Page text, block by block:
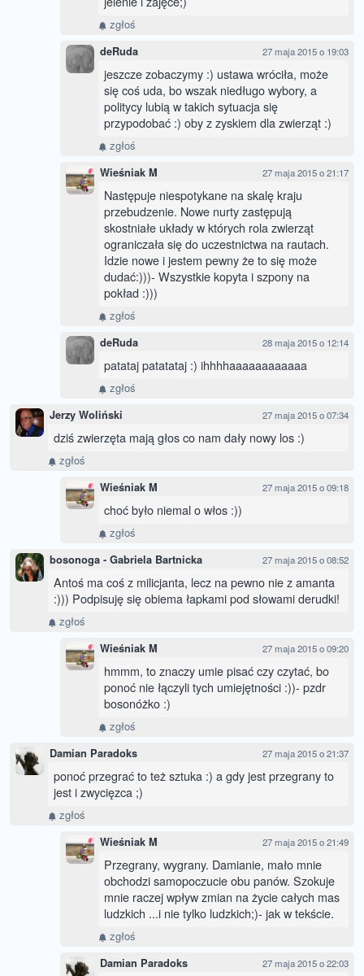
zgłoś
deRuda 27 maja 2015 o 19:03
jeszcze zobaczymy :) ustawa wróciła, może
się coś uda, bo wszak niedługo wybory, a
politycy lubią w takich sytuacja się
przypodobać :) oby z zyskiem dla zwierząt :)
zgłoś
Wieśniak M 27 maja 2015 o 21:17
Następuje niespotykane na skalę kraju
przebudzenie. Nowe nurty zastępują
skostniałe układy w których rola zwierząt
ograniczała się do uczestnictwa na rautach.
Idzie nowe i jestem pewny że to się może
dudać:)))- Wszystkie kopyta i szpony na
pokład :)))
zgłoś
deRuda 28 maja 2015 o 12:14
patataj patatataj :) ihhhhaaaaaaaaaaaa
zgłoś
Jerzy Woliński 27 maja 2015 o 07:34
dziś zwierzęta mają głos co nam dały nowy los :)
zgłoś
Wieśniak M 27 maja 2015 o 09:18
choć było niemal o włos :))
zgłoś
bosonoga - Gabriela Bartnicka 27 maja 2015 o 08:52
Antoś ma coś z milicjanta, lecz na pewno nie z amanta
:))) Podpisuję się obiema łapkami pod słowami derudki!
zgłoś
Wieśniak M 27 maja 2015 o 09:20
hmmm, to znaczy umie pisać czy czytać, bo
ponoć nie łączyli tych umiejętności :))- pzdr
bosonóżko :)
zgłoś
Damian Paradoks 27 maja 2015 o 21:37
ponoć przegrać to też sztuka :) a gdy jest przegrany to
jest i zwycięzca ;)
zgłoś
Wieśniak M 27 maja 2015 o 21:49
Przegrany, wygrany. Damianie, mało mnie
obchodzi samopoczucie obu panów. Szokuje
mnie raczej wpływ zmian na życie całych mas
ludzkich ...i nie tylko ludzkich;)- jak w tekście.
zgłoś
Damian Paradoks 27 maja 2015 o 22:03